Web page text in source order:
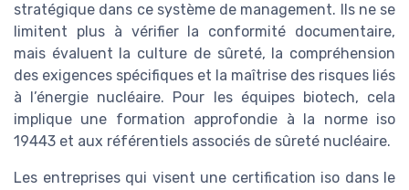
stratégique dans ce système de management. Ils ne se
limitent plus à vérifier la conformité documentaire,
mais évaluent la culture de sûreté, la compréhension
des exigences spécifiques et la maîtrise des risques liés
à l’énergie nucléaire. Pour les équipes biotech, cela
implique une formation approfondie à la norme iso
19443 et aux référentiels associés de sûreté nucléaire.
Les entreprises qui visent une certification iso dans le